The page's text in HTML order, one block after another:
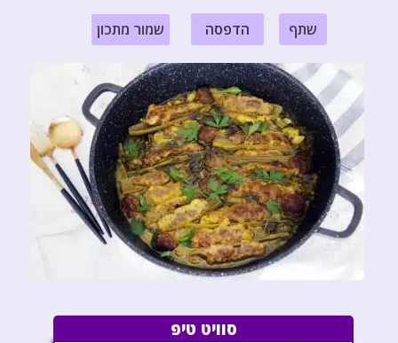
שתף הדפסה שמור מתכון
סוויט טיפ